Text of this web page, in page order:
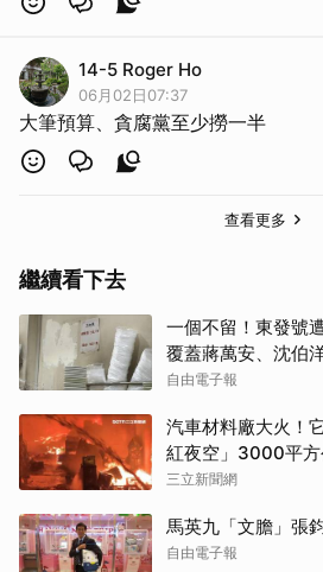
14-5 Roger Ho
06月02日07:37
大筆預算、貪腐黨至少撈一半
查看更多
繼續看下去
一個不留！東發號
覆蓋蔣萬安、沈伯
自由電子報
汽車材料廠大火！
紅夜空」3000平
三立新聞網
馬英九「文膽」張
自由電子報
取消